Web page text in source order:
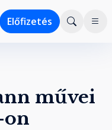
Előfizetés
művei
on